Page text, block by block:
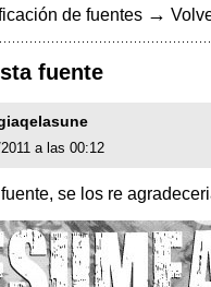
de fuentes →
fuente
a las 00:12
se los re